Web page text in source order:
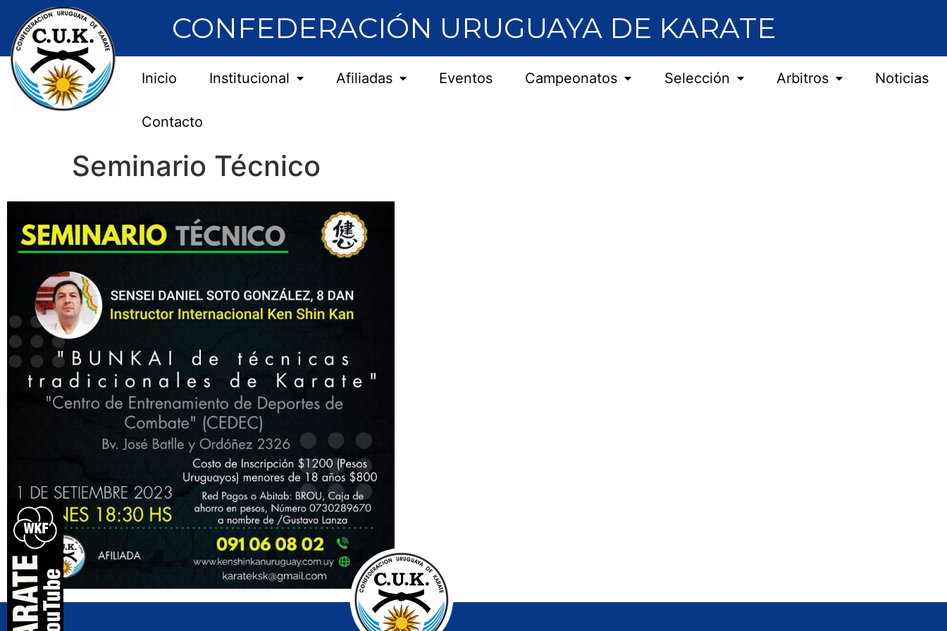
CONFEDERACIÓN URUGUAYA DE KARATE
Inicio Institucional Afiliadas Eventos Campeonatos Selección Arbitros Noticias
Contacto
Seminario Técnico